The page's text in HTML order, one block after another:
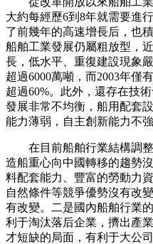
大約每經歷6到8年就需要進
了前幾年的高速增長后，也
船舶工業發展仍屬粗放型，
長，低水平、重復建設現象
超過6000萬噸，而2003年僅
超過60%。此外，還存在技
發展非常不均衡，船用配套
能力薄弱，自主創新能力不強
在目前船舶行業結構調整
造船重心向中國轉移的趨勢
料配套能力、豐富的勞動力
自然條件等競爭優勢沒有改
有改變。二是國內船舶行業
利于淘汰落后企業，擠出產
才短缺的局面，有利于大公